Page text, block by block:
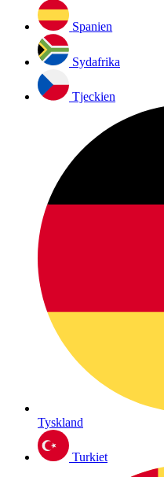
Spanien
Sydafrika
Tjeckien
Tyskland
Turkiet